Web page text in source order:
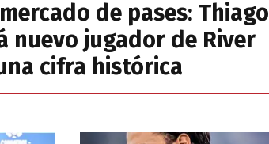
de pases: Thiago
nuevo jugador de River
cifra histórica